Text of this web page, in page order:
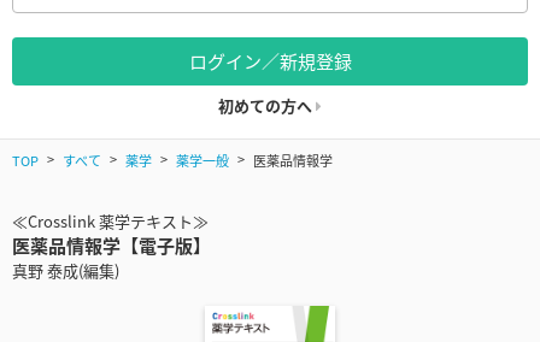
ログイン／新規登録
初めての方へ
TOP すべて 薬学 薬学一般 医薬品情報学
≪Crosslink 薬学テキスト≫
医薬品情報学【電子版】
真野 泰成(編集)